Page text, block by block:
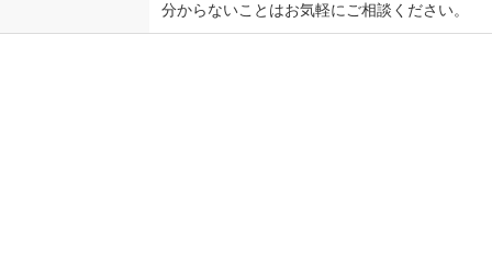
分からないことはお気軽にご相談ください。